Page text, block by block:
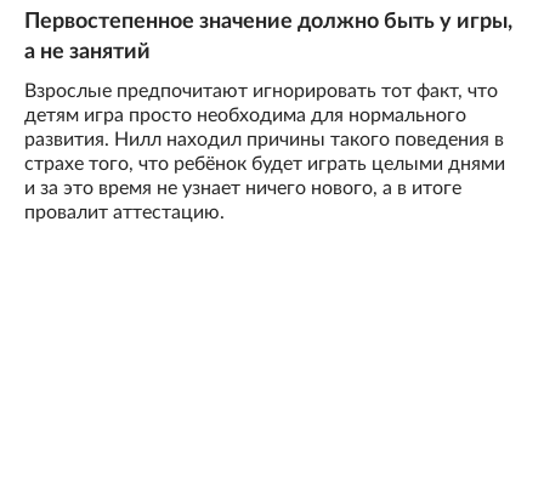
Первостепенное значение должно быть у игры,
а не занятий
Взрослые предпочитают игнорировать тот факт, что
детям игра просто необходима для нормального
развития. Нилл находил причины такого поведения в
страхе того, что ребёнок будет играть целыми днями
и за это время не узнает ничего нового, а в итоге
провалит аттестацию.